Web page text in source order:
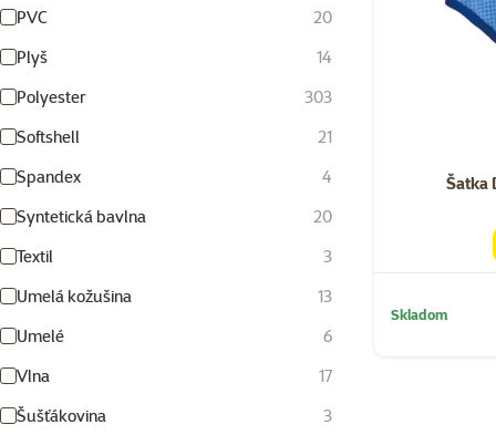
PVC
20
Plyš
14
Polyester
303
Softshell
21
Spandex
4
Syntetická bavlna
20
Textil
3
Umelá kožušina
13
Umelé
6
Vlna
17
Šušťákovina
3
Šatka
Skladom